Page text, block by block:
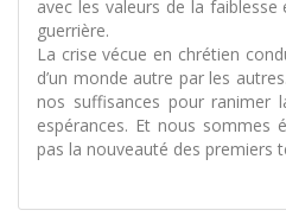
avec les valeurs de la
guerrière.
La crise vécue en chrétien
d’un monde autre par les
nos suffisances pour ranimer
espérances. Et nous sommes
pas la nouveauté des premiers